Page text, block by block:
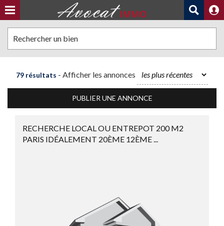
Rechercher un bien
79 résultats - Afficher les annonces
PUBLIER UNE ANNONCE
RECHERCHE LOCAL OU ENTREPOT 200 M2
PARIS IDÉALEMENT 20ÈME 12ÈME ...